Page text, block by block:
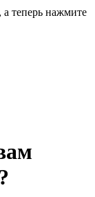
теперь нажмите